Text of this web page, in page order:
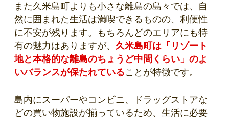
また久米島町よりも小さな離島の島々では、自
然に囲まれた生活は満喫できるものの、利便性
に不安が残ります。もちろんどのエリアにも特
有の魅力はありますが、 久米島町は「リゾート
地と本格的な離島のちょうど中間くらい」のよ
いバランスが保たれていることが特徴です。
島内にスーパーやコンビニ、ドラッグストアな
どの買い物施設が揃っているため、生活に必要